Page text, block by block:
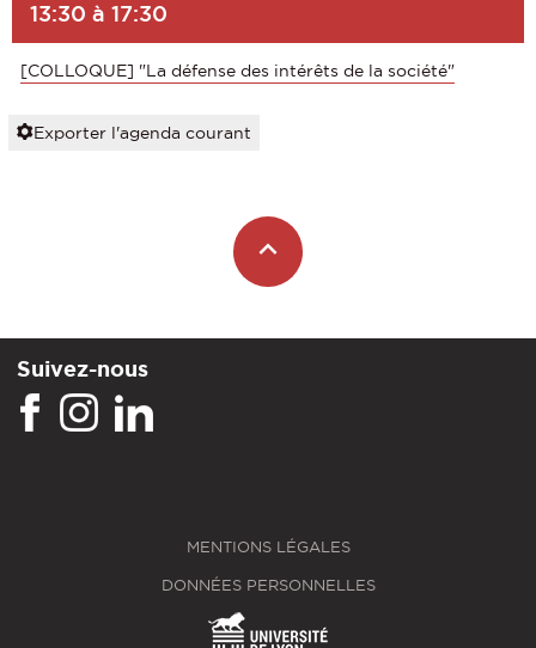
13:30 à 17:30
[COLLOQUE] "La défense des intérêts de la société"
Exporter l'agenda courant
Suivez-nous
MENTIONS LÉGALES
DONNÉES PERSONNELLES